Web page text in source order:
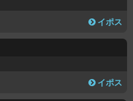
イポス
イポス